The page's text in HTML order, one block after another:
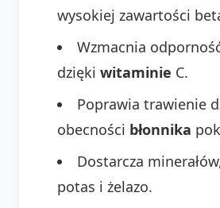
wysokiej zawartości
Wzmacnia
dzięki witaminie C.
Poprawia trawienie
obecności błonnika
Dostarcza
potas i żelazo.